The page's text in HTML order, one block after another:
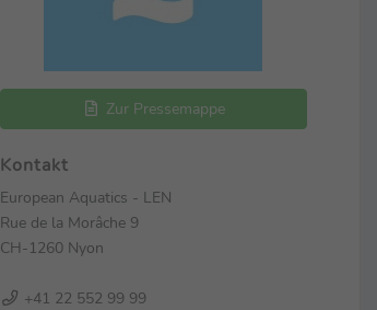
Zur Pressemappe
Kontakt
European Aquatics - LEN
Rue de la Morâche 9
CH-1260 Nyon
+41 22 552 99 99